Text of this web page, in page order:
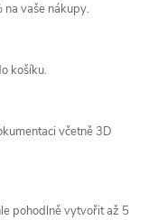
vaše nákupy.
košíku.
včetně 3D
pohodlně vytvořit až 5